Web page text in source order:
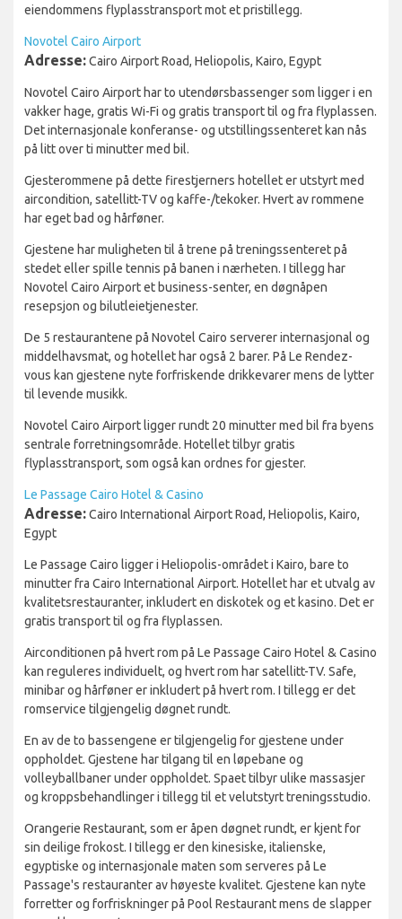
eiendommens flyplasstransport mot et pristillegg.
Novotel Cairo Airport
Adresse:Cairo Airport Road, Heliopolis, Kairo, Egypt
Novotel Cairo Airport har to utendørsbassenger som ligger i en
vakker hage, gratis Wi-Fi og gratis transport til og fra flyplassen.
Det internasjonale konferanse- og utstillingssenteret kan nås
på litt over ti minutter med bil.
Gjesterommene på dette firestjerners hotellet er utstyrt med
aircondition, satellitt-TV og kaffe-/tekoker. Hvert av rommene
har eget bad og hårføner.
Gjestene har muligheten til å trene på treningssenteret på
stedet eller spille tennis på banen i nærheten. I tillegg har
Novotel Cairo Airport et business-senter, en døgnåpen
resepsjon og bilutleietjenester.
De 5 restaurantene på Novotel Cairo serverer internasjonal og
middelhavsmat, og hotellet har også 2 barer. På Le Rendez-
vous kan gjestene nyte forfriskende drikkevarer mens de lytter
til levende musikk.
Novotel Cairo Airport ligger rundt 20 minutter med bil fra byens
sentrale forretningsområde. Hotellet tilbyr gratis
flyplasstransport, som også kan ordnes for gjester.
Le Passage Cairo Hotel & Casino
Adresse:Cairo International Airport Road, Heliopolis, Kairo,
Egypt
Le Passage Cairo ligger i Heliopolis-området i Kairo, bare to
minutter fra Cairo International Airport. Hotellet har et utvalg av
kvalitetsrestauranter, inkludert en diskotek og et kasino. Det er
gratis transport til og fra flyplassen.
Airconditionen på hvert rom på Le Passage Cairo Hotel & Casino
kan reguleres individuelt, og hvert rom har satellitt-TV. Safe,
minibar og hårføner er inkludert på hvert rom. I tillegg er det
romservice tilgjengelig døgnet rundt.
En av de to bassengene er tilgjengelig for gjestene under
oppholdet. Gjestene har tilgang til en løpebane og
volleyballbaner under oppholdet. Spaet tilbyr ulike massasjer
og kroppsbehandlinger i tillegg til et velutstyrt treningsstudio.
Orangerie Restaurant, som er åpen døgnet rundt, er kjent for
sin deilige frokost. I tillegg er den kinesiske, italienske,
egyptiske og internasjonale maten som serveres på Le
Passage's restauranter av høyeste kvalitet. Gjestene kan nyte
forretter og forfriskninger på Pool Restaurant mens de slapper